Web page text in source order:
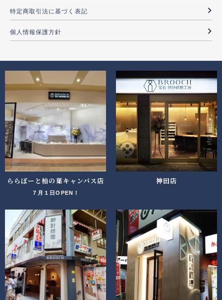
特定商取引法に基づく表記
個人情報保護方針
ららぽーと柏の葉キャンパス店
７月１日OPEN！
神田店